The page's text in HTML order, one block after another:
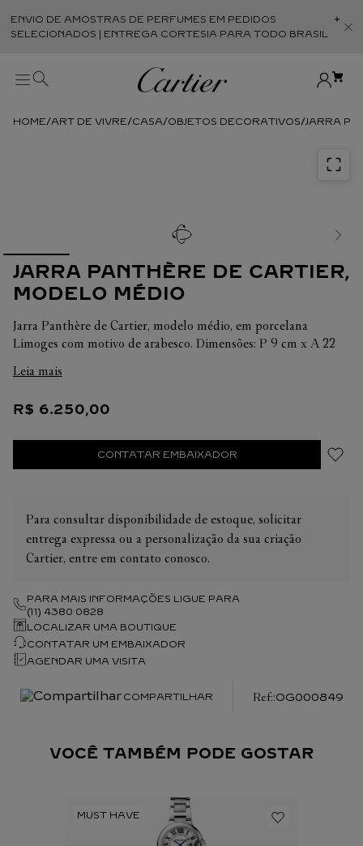
ENVIO DE AMOSTRAS DE PERFUMES EM PEDIDOS
SELECIONADOS | ENTREGA CORTESIA PARA TODO BRASIL
ART DE VIVRE CASA OBJETOS DECORATIVOS JARRA
JARRA PANTHÈRE DE CARTIER,
MODELO MÉDIO
Jarra Panthère de Cartier, modelo médio, em porcelana
Limoges com motivo de arabesco. Dimensões: P 9 cm x A 22
Leia mais
R$ 6.250,00
CONTATAR EMBAIXADOR
Para consultar disponibilidade de estoque, solicitar
entrega expressa ou a personalização da sua criação
Cartier, entre em contato conosco.
PARA MAIS INFORMAÇÕES LIGUE PARA
(11) 4380 0828
LOCALIZAR UMA BOUTIQUE
CONTATAR UM EMBAIXADOR
AGENDAR UMA VISITA
COMPARTILHAR :OG000849
VOCÊ TAMBÉM PODE GOSTAR